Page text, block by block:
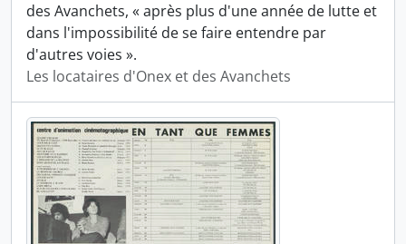
des Avanchets, « après plus d'une année de lutte et
dans l'impossibilité de se faire entendre par
d'autres voies ».
Les locataires d'Onex et des Avanchets